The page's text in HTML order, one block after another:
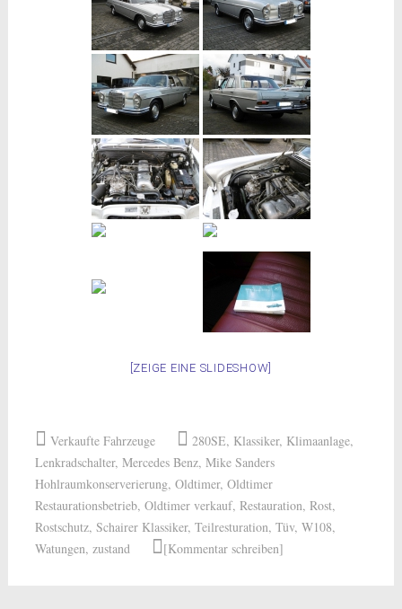
[ZEIGE EINE SLIDESHOW]
Verkaufte Fahrzeuge 280SE, Klassiker, Klimaanlage,
Lenkradschalter, Mercedes Benz, Mike Sanders
Hohlraumkonserverierung, Oldtimer, Oldtimer
Restaurationsbetrieb, Oldtimer verkauf, Restauration, Rost,
Rostschutz, Schairer Klassiker, Teilresturation, Tüv, W108,
Watungen, zustand [Kommentar schreiben]